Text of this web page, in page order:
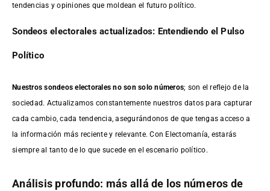
tendencias y opiniones que moldean el futuro político.
Sondeos electorales actualizados: Entendiendo el Pulso
Político
Nuestros sondeos electorales no son solo números; son el reflejo de la
sociedad. Actualizamos constantemente nuestros datos para capturar
cada cambio, cada tendencia, asegurándonos de que tengas acceso a
la información más reciente y relevante. Con Electomanía, estarás
siempre al tanto de lo que sucede en el escenario político.
Análisis profundo: más allá de los números de